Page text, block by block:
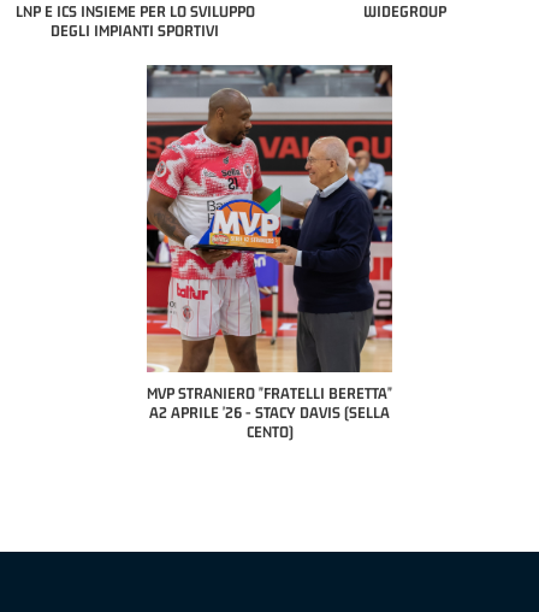
LNP E ICS INSIEME PER LO SVILUPPO
DEGLI IMPIANTI SPORTIVI
WIDEGROUP
MVP STRANIERO "FRATELLI BERETTA"
A2 APRILE '26 - STACY DAVIS (SELLA
CENTO)